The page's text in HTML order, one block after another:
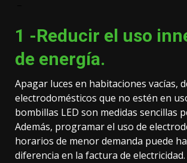
1 -Reducir el uso
de energía.
Apagar luces en habitaciones vacías,
electrodomésticos que no estén en
bombillas LED son medidas sencillas
Además, programar el uso de
horarios de menor demanda puede
diferencia en la factura de electricidad.